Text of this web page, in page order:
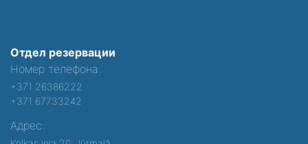
Отдел резервации
Номер телефона:
+371 26386222
+371 67733242
Адрес: